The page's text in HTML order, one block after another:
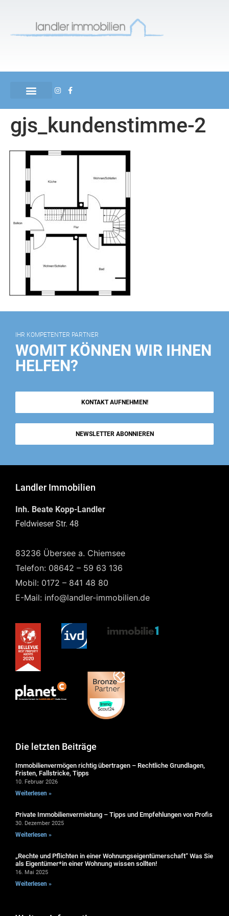
gjs_kundenstimme-2
IHR KOMPETENTER PARTNER
WOMIT KÖNNEN WIR IHNEN
HELFEN?
KONTAKT AUFNEHMEN!
NEWSLETTER ABONNIEREN
Landler Immobilien
Inh. Beate Kopp-Landler
Feldwieser Str. 48
83236 Übersee a. Chiemsee
Telefon: 08642 – 59 63 136
Mobil: 0172 – 841 48 80
E-Mail: info@landler-immobilien.de
Die letzten Beiträge
Immobilienvermögen richtig übertragen – Rechtliche Grundlagen,
Fristen, Fallstricke, Tipps
10. Februar 2026
Weiterlesen »
Private Immobilienvermietung – Tipps und Empfehlungen von Profis
30. Dezember 2025
Weiterlesen »
„Rechte und Pflichten in einer Wohnungseigentümerschaft“ Was Sie
als Eigentümer*in einer Wohnung wissen sollten!
16. Mai 2025
Weiterlesen »